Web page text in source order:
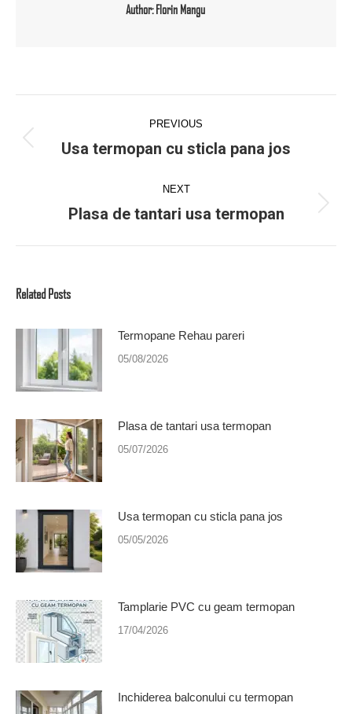
Author:Florin Mangu
navigation
PREVIOUS
Previous
Usa termopan cu sticla pana jos
NEXT
Next
Plasa de tantari usa termopan
Related Posts
Termopane Rehau pareri
05/08/2026
Plasa de tantari usa termopan
05/07/2026
Usa termopan cu sticla pana jos
05/05/2026
Tamplarie PVC cu geam termopan
17/04/2026
Inchiderea balconului cu termopan